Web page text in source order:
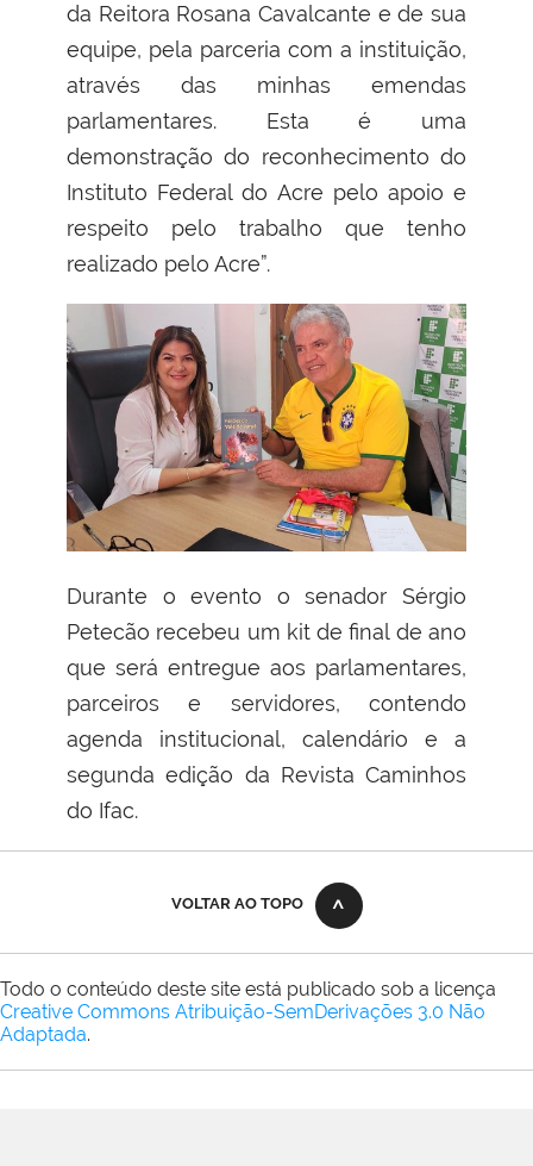
da Reitora Rosana Cavalcante e de sua
equipe, pela parceria com a instituição,
através das minhas emendas
parlamentares. Esta é uma
demonstração do reconhecimento do
Instituto Federal do Acre pelo apoio e
respeito pelo trabalho que tenho
realizado pelo Acre”.
Durante o evento o senador Sérgio
Petecão recebeu um kit de final de ano
que será entregue aos parlamentares,
parceiros e servidores, contendo
agenda institucional, calendário e a
segunda edição da Revista Caminhos
do Ifac.
VOLTAR AO TOPO
Todo o conteúdo deste site está publicado sob a licença
Creative Commons Atribuição-SemDerivações 3.0 Não
Adaptada.